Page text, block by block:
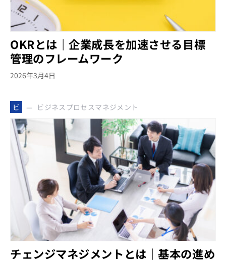
OKRとは｜企業成長を加速させる目標
管理のフレームワーク
2026年3月4日
ビ ビジネスプロセスマネジメント
チェンジマネジメントとは｜基本の進め